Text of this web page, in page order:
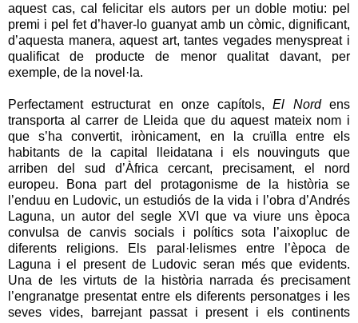
aquest cas, cal felicitar els autors per un doble motiu: pel
premi i pel fet d’haver-lo guanyat amb un còmic, dignificant,
d’aquesta manera, aquest art, tantes vegades menyspreat i
qualificat de producte de menor qualitat davant, per
exemple, de la novel·la.
Perfectament estructurat en onze capítols,El Nordens
transporta al carrer de Lleida que du aquest mateix nom i
que s’ha convertit, irònicament, en la cruïlla entre els
habitants de la capital lleidatana i els nouvinguts que
arriben del sud d’Àfrica cercant, precisament, el nord
europeu. Bona part del protagonisme de la història se
l’enduu en Ludovic, un estudiós de la vida i l’obra d’Andrés
Laguna, un autor del segle XVI que va viure uns època
convulsa de canvis socials i polítics sota l’aixopluc de
diferents religions. Els paral·lelismes entre l’època de
Laguna i el present de Ludovic seran més que evidents.
Una de les virtuts de la història narrada és precisament
l’engranatge presentat entre els diferents personatges i les
seves vides, barrejant passat i present i els continents